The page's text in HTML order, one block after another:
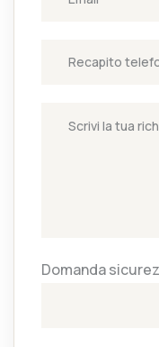
Domanda